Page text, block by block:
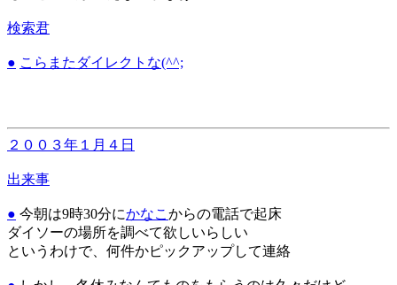
検索君
● こらまたダイレクトな(^^;
２００３年１月４日
出来事
● 今朝は9時30分にかなこ からの電話で起床
ダイソーの場所を調べて欲しいらしい
というわけで、何件かピックアップして連絡